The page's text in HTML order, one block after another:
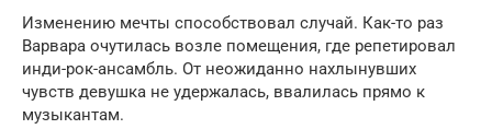
Изменению мечты способствовал случай. Как-то раз
Варвара очутилась возле помещения, где репетировал
инди-рок-ансамбль. От неожиданно нахлынувших
чувств девушка не удержалась, ввалилась прямо к
музыкантам.